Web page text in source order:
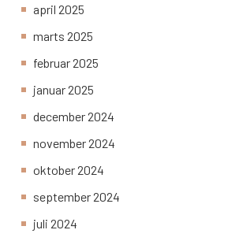
april 2025
marts 2025
februar 2025
januar 2025
december 2024
november 2024
oktober 2024
september 2024
juli 2024